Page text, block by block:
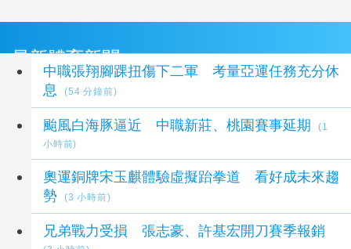
最新體育新聞
中職張翔腳踝扭傷下二軍 考量亞運任務充分休
息
(54 分鐘前)
颱風白海豚逼近 中職新莊、桃園賽事延期
(1
小時前)
奧運銅牌宋玉麒體驗虛擬跆拳道 看好成未來趨
勢
(3 小時前)
兄弟戰力受損 張志豪、許基宏開刀賽季報銷